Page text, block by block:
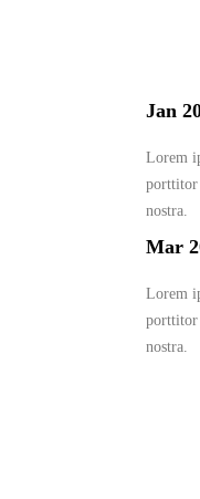
Jan
Lorem
porttitor
nostra.
Mar
Lorem
porttitor
nostra.